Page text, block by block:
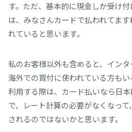
す。ただ、基本的に現金しか受け
は、みなさんカードで払われてま
れていると思います。
私のお客様以外も含めると、インタ
海外での買付に使われている方も
利用する際は、カード払いなら日
で、レート計算の必要がなくなっ
されるのではないかと思います。